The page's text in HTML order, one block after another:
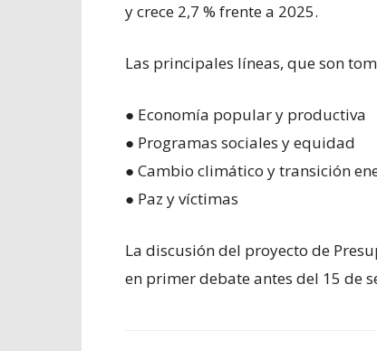
y crece 2,7 % frente a 2025.
Las principales líneas, que son
● Economía popular y productiva
● Programas sociales y equidad
● Cambio climático y transición
● Paz y víctimas
La discusión del proyecto de
en primer debate antes del 15 de